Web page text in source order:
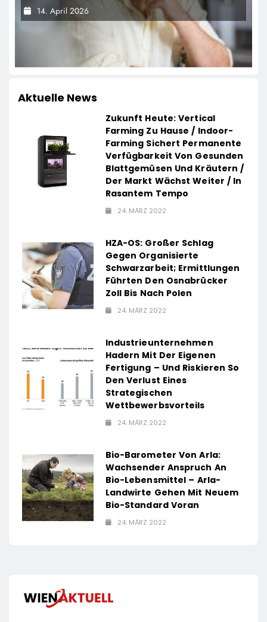
14. April 2026
Aktuelle News
Zukunft Heute: Vertical
Farming Zu Hause / Indoor-
Farming Sichert Permanente
Verfügbarkeit Von Gesunden
Blattgemüsen Und Kräutern /
Der Markt Wächst Weiter / In
Rasantem Tempo
24. MÄRZ 2022
HZA-OS: Großer Schlag
Gegen Organisierte
Schwarzarbeit; Ermittlungen
Führten Den Osnabrücker
Zoll Bis Nach Polen
24. MÄRZ 2022
Industrieunternehmen
Hadern Mit Der Eigenen
Fertigung – Und Riskieren So
Den Verlust Eines
Strategischen
Wettbewerbsvorteils
24. MÄRZ 2022
Bio-Barometer Von Arla:
Wachsender Anspruch An
Bio-Lebensmittel – Arla-
Landwirte Gehen Mit Neuem
Bio-Standard Voran
24. MÄRZ 2022